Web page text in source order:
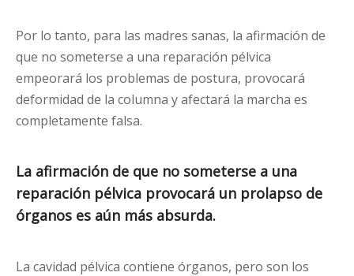
Por lo tanto, para las madres sanas, la afirmación de
que no someterse a una reparación pélvica
empeorará los problemas de postura, provocará
deformidad de la columna y afectará la marcha es
completamente falsa.
La afirmación de que no someterse a una
reparación pélvica provocará un prolapso de
órganos es aún más absurda.
La cavidad pélvica contiene órganos, pero son los